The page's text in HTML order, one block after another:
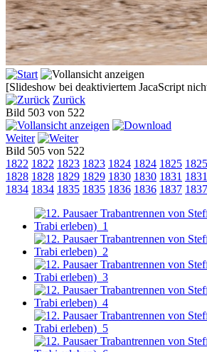
[Slideshow bei deaktiviertem JacaScript
Zurück
Bild 503 von 522
Weiter
Bild 505 von 522
1822 1822 1823 1823 1824 1824 1825 1825
1828 1828 1829 1829 1830 1830 1831 1831
1834 1834 1835 1835 1836 1836 1837 1837